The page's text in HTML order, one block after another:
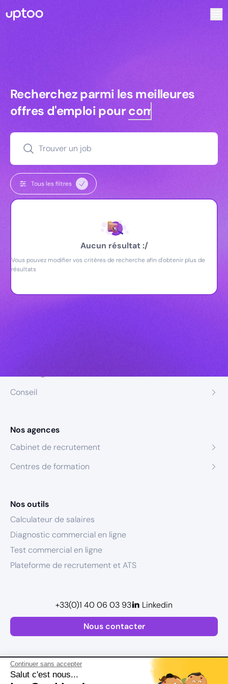
Continuer sans accepter
Salut c'est nous...
Recherchez parmi les meilleures
Recherchez parmi les meilleures
offres d'emploi pourcommerciaux
Trouver un job
Tous les filtres
Aucun résultat :/
Vous pouvez modifier vos critères de recherche afin d'obtenir plus de
résultats
Conseil
Nos agences
Cabinet de recrutement
Centres de formation
Nos outils
Calculateur de salaires
Diagnostic commercial en ligne
Test commercial en ligne
Plateforme de recrutement et ATS
Nous contacter
+33(0)1 40 06 03 93 Linkedin